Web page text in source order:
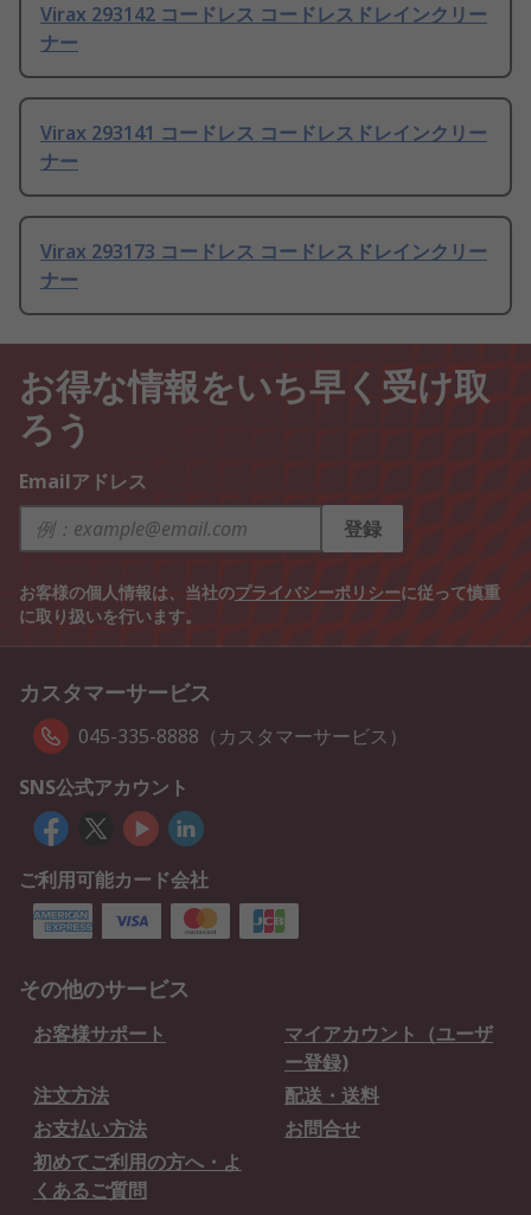
Virax 293142 コードレス コードレスドレインクリー
ナー
Virax 293141 コードレス コードレスドレインクリー
ナー
Virax 293173 コードレス コードレスドレインクリー
ナー
お得な情報をいち早く受け取
ろう
Emailアドレス
登録
お客様の個人情報は、当社のプライバシーポリシーに従って慎重
に取り扱いを行います。
カスタマーサービス
045-335-8888（カスタマーサービス）
SNS公式アカウント
ご利用可能カード会社
その他のサービス
お客様サポート
マイアカウント（ユーザ
ー登録)
注文方法
配送・送料
お支払い方法
お問合せ
初めてご利用の方へ・よ
くあるご質問